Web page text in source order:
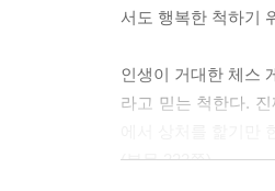
서도 행복한 척하기
인생이 거대한 체스
라고 믿는 척한다.
(본문 222쪽)